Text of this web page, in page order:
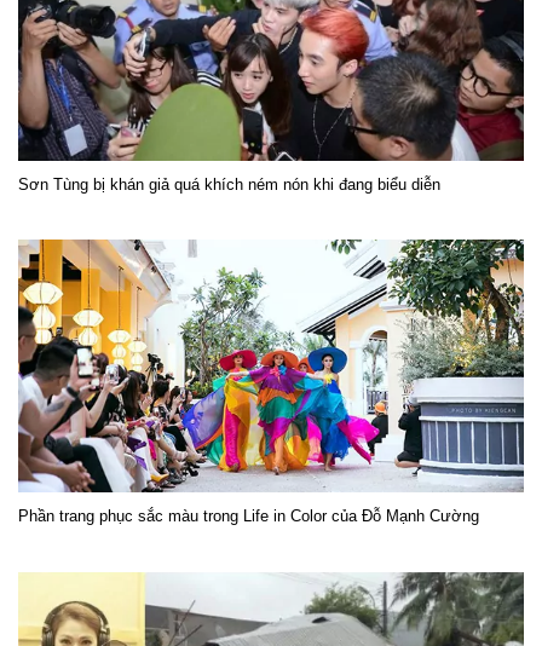
Sơn Tùng bị khán giả quá khích ném nón khi đang biểu diễn
Phần trang phục sắc màu trong Life in Color của Đỗ Mạnh Cường